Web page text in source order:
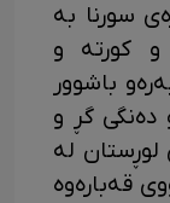
سورنا به
‌و کورتە و
باشوور
دەنگی گڕ و
له
قەبارەوه